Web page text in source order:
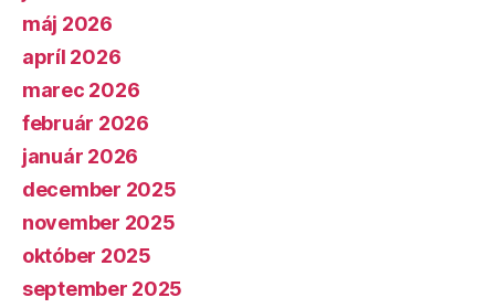
máj 2026
apríl 2026
marec 2026
február 2026
január 2026
december 2025
november 2025
október 2025
september 2025